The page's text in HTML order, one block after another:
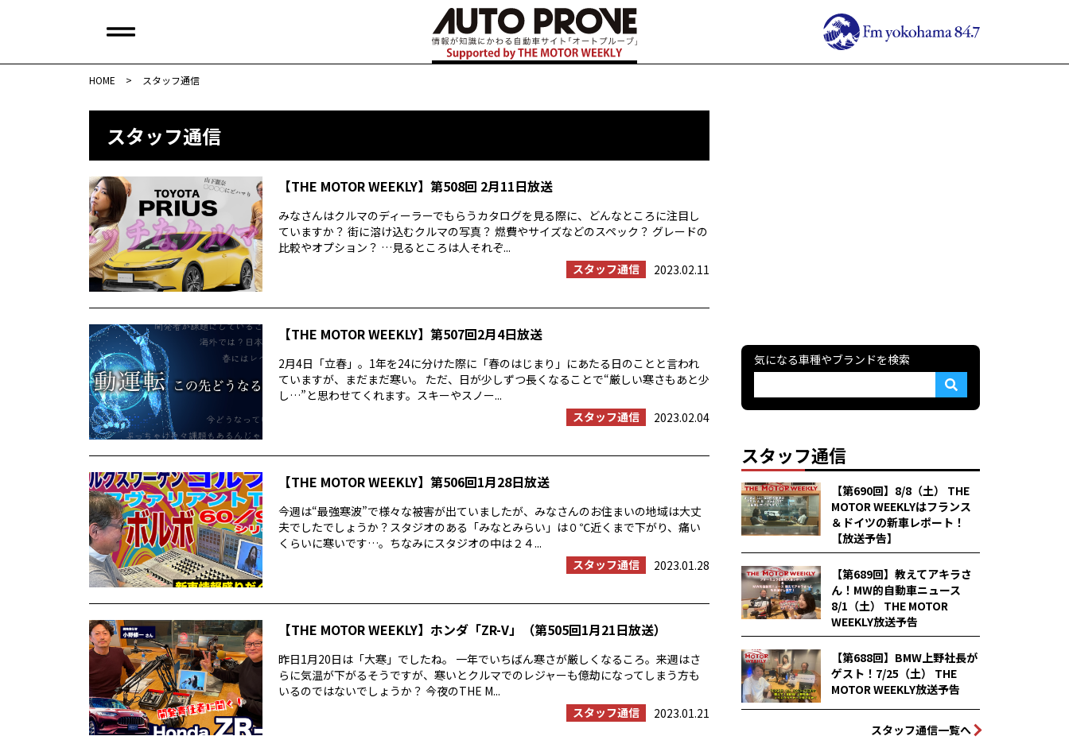
HOME > スタッフ通信
スタッフ通信
【THE MOTOR WEEKLY】第508回 2月11日放送
みなさんはクルマのディーラーでもらうカタログを見る際に、どんなところに注目し
ていますか？ 街に溶け込むクルマの写真？ 燃費やサイズなどのスペック？ グレードの
比較やオプション？ …見るところは人それぞ...
スタッフ通信
2023.02.11
【THE MOTOR WEEKLY】第507回2月4日放送
2月4日「立春」。1年を24に分けた際に「春のはじまり」にあたる日のことと言われ
ていますが、まだまだ寒い。 ただ、日が少しずつ長くなることで“厳しい寒さもあと少
し…”と思わせてくれます。スキーやスノー...
スタッフ通信
2023.02.04
【THE MOTOR WEEKLY】第506回1月28日放送
今週は“最強寒波”で様々な被害が出ていましたが、みなさんのお住まいの地域は大丈
夫でしたでしょうか？スタジオのある「みなとみらい」は０℃近くまで下がり、痛い
くらいに寒いです…。ちなみにスタジオの中は２４...
スタッフ通信
2023.01.28
【THE MOTOR WEEKLY】ホンダ「ZR-V」（第505回1月21日放送）
昨日1月20日は「大寒」でしたね。 一年でいちばん寒さが厳しくなるころ。来週はさ
らに気温が下がるそうですが、寒いとクルマでのレジャーも億劫になってしまう方も
いるのではないでしょうか？ 今夜のTHE M...
スタッフ通信
2023.01.21
気になる車種やブランドを検索
スタッフ通信
【第690回】8/8（土） THE
MOTOR WEEKLYはフランス
＆ドイツの新車レポート！
【放送予告】
【第689回】教えてアキラさ
ん！MW的自動車ニュース
8/1（土） THE MOTOR
WEEKLY放送予告
【第688回】BMW上野社長が
ゲスト！7/25（土） THE
MOTOR WEEKLY放送予告
スタッフ通信一覧へ